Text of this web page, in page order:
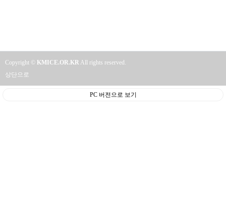
Copyright © KMICE.OR.KR All rights reserved.
상단으로
PC 버전으로 보기